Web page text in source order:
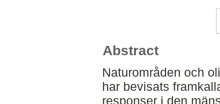
Abstract
Naturområden och
har bevisats
responser i den